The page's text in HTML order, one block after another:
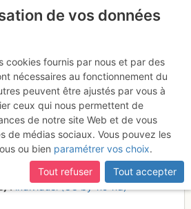
accessibles, manquantes ou
vous puis reconnectez-vous à votre
peu de frais
!
individuel (CC by-nc-nd)
de vos données
cookies fournis par nous et par des
nécessaires au fonctionnement du
peuvent être ajustés par vous à
ceux qui nous permettent de
de notre site Web et de vous
de médias sociaux. Vous pouvez les
ou bien paramétrer vos choix.
Tout refuser
Tout accepter